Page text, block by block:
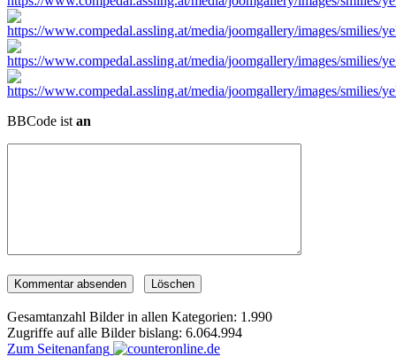
BBCode ist an
Gesamtanzahl Bilder in allen Kategorien: 1.990
Zugriffe auf alle Bilder bislang: 6.064.994
Zum Seitenanfang